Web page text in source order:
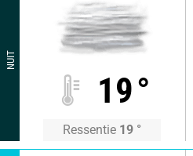
NUIT
19°
Ressentie 19 °